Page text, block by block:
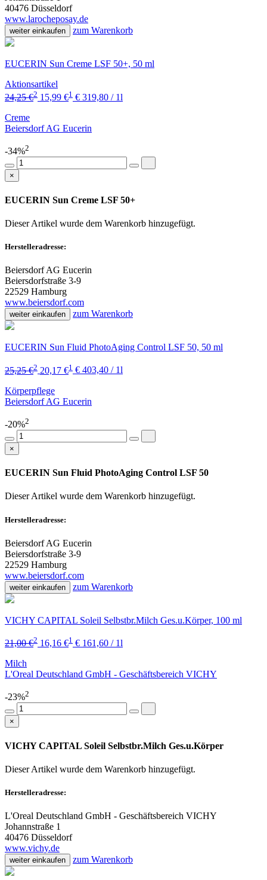
40476 Düsseldorf
www.larocheposay.de
weiter einkaufen zum Warenkorb
EUCERIN Sun Creme LSF 50+, 50 ml
Aktionsartikel
24,25 €2 15,99 €1 € 319,80 / 1l
Creme
Beiersdorf AG Eucerin
-34%2
×
EUCERIN Sun Creme LSF 50+
Dieser Artikel wurde dem Warenkorb hinzugefügt.
Herstelleradresse:
Beiersdorf AG Eucerin
Beiersdorfstraße 3-9
22529 Hamburg
www.beiersdorf.com
weiter einkaufen zum Warenkorb
EUCERIN Sun Fluid PhotoAging Control LSF 50, 50 ml
25,25 €2 20,17 €1 € 403,40 / 1l
Körperpflege
Beiersdorf AG Eucerin
-20%2
×
EUCERIN Sun Fluid PhotoAging Control LSF 50
Dieser Artikel wurde dem Warenkorb hinzugefügt.
Herstelleradresse:
Beiersdorf AG Eucerin
Beiersdorfstraße 3-9
22529 Hamburg
www.beiersdorf.com
weiter einkaufen zum Warenkorb
VICHY CAPITAL Soleil Selbstbr.Milch Ges.u.Körper, 100 ml
21,00 €2 16,16 €1 € 161,60 / 1l
Milch
L'Oreal Deutschland GmbH - Geschäftsbereich VICHY
-23%2
×
VICHY CAPITAL Soleil Selbstbr.Milch Ges.u.Körper
Dieser Artikel wurde dem Warenkorb hinzugefügt.
Herstelleradresse:
L'Oreal Deutschland GmbH - Geschäftsbereich VICHY
Johannstraße 1
40476 Düsseldorf
www.vichy.de
weiter einkaufen zum Warenkorb